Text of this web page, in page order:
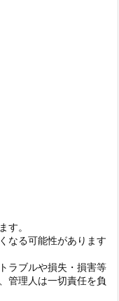
す。
なる可能性があります
ラブルや損失・損害等
管理人は一切責任を負